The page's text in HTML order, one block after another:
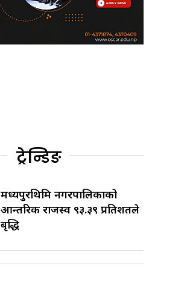
ट्रेन्डिङ
मध्यपुरथिमि नगरपालिकाको
आन्तरिक राजस्व ९३.३९ प्रतिशतले
बृद्धि